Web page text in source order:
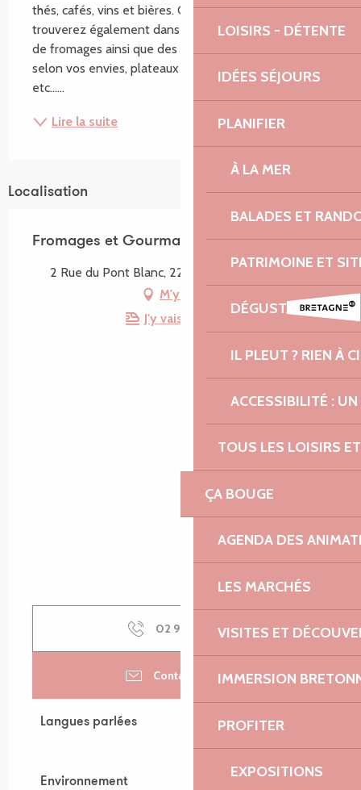
LOISIRS - DÉTENTE
IDÉES SÉJOURS
PLANIFIER
À LA MER
BALADES ET
PATRIMOINE ET
DÉGUSTATION ET
IL PLEUT ? RIEN À
ACCESSIBILITÉ :
TOUS LES LOISIRS
ÇA BOUGE
AGENDA DES
LES MARCHÉS
VISITES ET
IMMERSION
PROFITER
EXPOSITIONS
thés, cafés, vins et bières. Ce n'est pas tout, vous
trouverez également dans la boutique, une sélection
de fromages ainsi que des plateaux confectionnés
selon vos envies, plateaux apéro, idée cadeaux,
etc......
Lire la suite
Localisation
Fromages et Gourmandises
2 Rue du Pont Blanc, 22310 Plestin-les-Grèves
M'y rendre
J'y vais en train !
02 96 35 19▒▒
Contactez-nous
Langues parlées
Langues parlées
Environnement
Environnement